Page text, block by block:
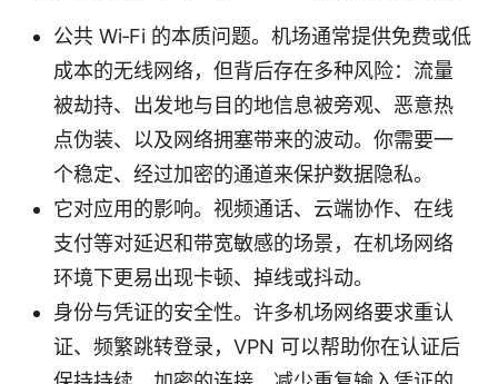
公共 Wi‑Fi 的本质问题。机场通常提供免费或低
成本的无线网络，但背后存在多种风险：流量
被劫持、出发地与目的地信息被旁观、恶意热
点伪装、以及网络拥塞带来的波动。你需要一
个稳定、经过加密的通道来保护数据隐私。
它对应用的影响。视频通话、云端协作、在线
支付等对延迟和带宽敏感的场景，在机场网络
环境下更易出现卡顿、掉线或抖动。
身份与凭证的安全性。许多机场网络要求重认
证、频繁跳转登录，VPN 可以帮助你在认证后